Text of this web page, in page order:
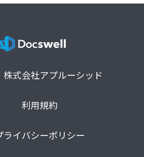
株式会社アプルーシッド
利用規約
ライバシーポリシー